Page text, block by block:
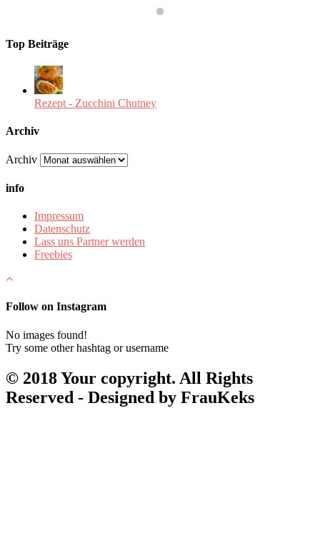
Top Beiträge
Rezept - Zucchini Chutney
Archiv
Archiv
info
Impressum
Datenschutz
Lass uns Partner werden
Freebies
Follow on Instagram
No images found!
Try some other hashtag or username
© 2018 Your copyright. All Rights
Reserved - Designed by FrauKeks